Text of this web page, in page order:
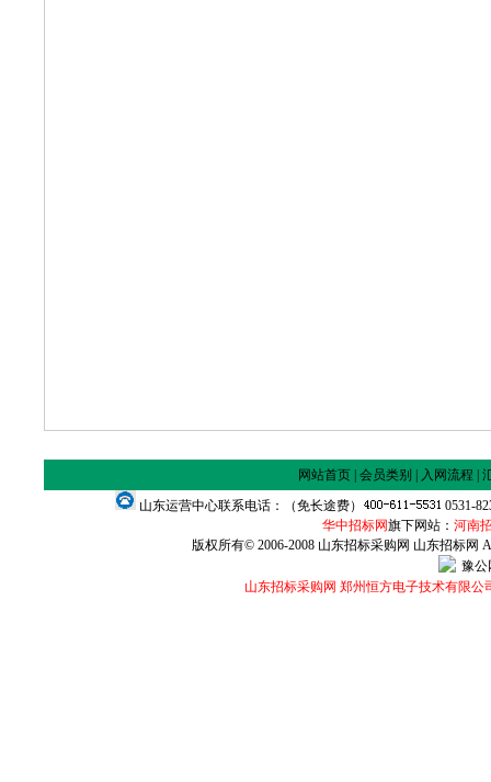
网站首页| 会员类别 入网流程
山东运营中心联系电话：（免长途费）
0531-
华中招标网旗下网站： 河南
版权所有© 2006-2008 山东招标采购网 山东招标网
豫公
山东招标采购网 郑州恒方电子技术有限